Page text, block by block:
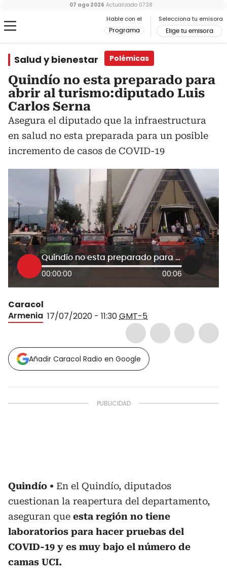
Hable con el
Programa
Selecciona tu emisora
Elige tu emisora
07 ago 2026 Actualizado 07:38
Salud y bienestar Polémicas
Quindío no esta preparado para
abrir al turismo:diputado Luis
Carlos Serna
Asegura el diputado que la infraestructura
en salud no esta preparada para un posible
incremento de casos de COVID-19
Quindío no esta preparado para abrir al turismo:diputado Luis Carlos Serna
00:00:00 00:06
Caracol
Armenia 17/07/2020 - 11:30GMT-5
Añadir Caracol Radio en Google
Quindío
En el Quindío, diputados
cuestionan la reapertura del departamento,
aseguran que esta región no tiene
laboratorios para hacer pruebas del
COVID-19 y es muy bajo el número de
camas UCI.